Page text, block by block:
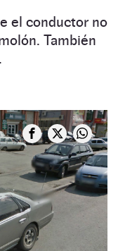
el conductor no
También